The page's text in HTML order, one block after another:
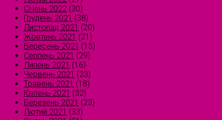
Січень 2022 (30)
Грудень 2021 (38)
Листопад 2021 (20)
Жовтень 2021 (21)
Вересень 2021 (15)
Серпень 2021 (29)
Липень 2021 (16)
Червень 2021 (23)
Травень 2021 (18)
Квітень 2021 (32)
Березень 2021 (23)
Лютий 2021 (33)